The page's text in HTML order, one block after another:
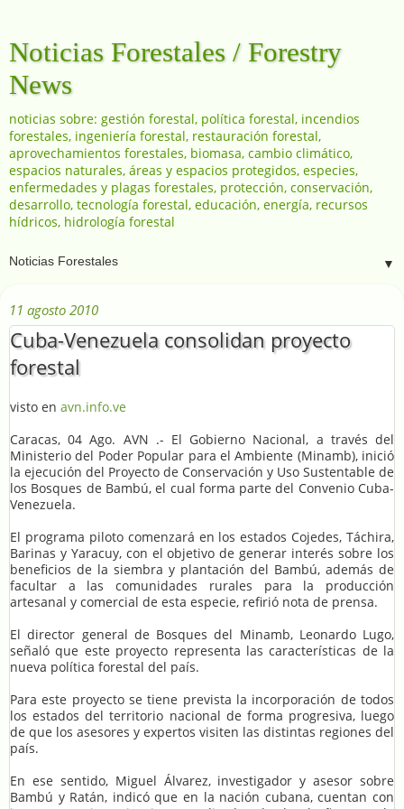
Noticias Forestales / Forestry
News
noticias sobre: gestión forestal, política forestal, incendios
forestales, ingeniería forestal, restauración forestal,
aprovechamientos forestales, biomasa, cambio climático,
espacios naturales, áreas y espacios protegidos, especies,
enfermedades y plagas forestales, protección, conservación,
desarrollo, tecnología forestal, educación, energía, recursos
hídricos, hidrología forestal
▼
11 agosto 2010
Cuba-Venezuela consolidan proyecto
forestal
visto en avn.info.ve
Caracas, 04 Ago. AVN .- El Gobierno Nacional, a través del
Ministerio del Poder Popular para el Ambiente (Minamb), inició
la ejecución del Proyecto de Conservación y Uso Sustentable de
los Bosques de Bambú, el cual forma parte del Convenio Cuba-
Venezuela.
El programa piloto comenzará en los estados Cojedes, Táchira,
Barinas y Yaracuy, con el objetivo de generar interés sobre los
beneficios de la siembra y plantación del Bambú, además de
facultar a las comunidades rurales para la producción
artesanal y comercial de esta especie, refirió nota de prensa.
El director general de Bosques del Minamb, Leonardo Lugo,
señaló que este proyecto representa las características de la
nueva política forestal del país.
Para este proyecto se tiene prevista la incorporación de todos
los estados del territorio nacional de forma progresiva, luego
de que los asesores y expertos visiten las distintas regiones del
país.
En ese sentido, Miguel Álvarez, investigador y asesor sobre
Bambú y Ratán, indicó que en la nación cubana, cuentan con